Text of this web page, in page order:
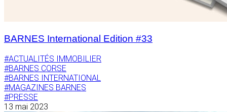
BARNES International Edition #33
#ACTUALITÉS IMMOBILIER
#BARNES CORSE
#BARNES INTERNATIONAL
#MAGAZINES BARNES
#PRESSE
13 mai 2023